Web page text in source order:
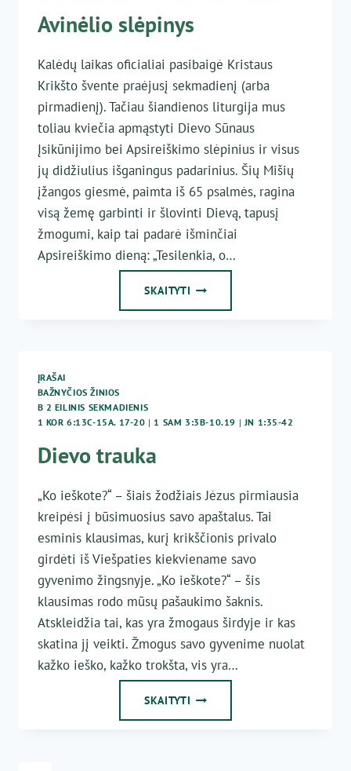
Avinėlio slėpinys
Kalėdų laikas oficialiai pasibaigė Kristaus
Krikšto švente praėjusį sekmadienį (arba
pirmadienį). Tačiau šiandienos liturgija mus
toliau kviečia apmąstyti Dievo Sūnaus
Įsikūnijimo bei Apsireiškimo slėpinius ir visus
jų didžiulius išganingus padarinius. Šių Mišių
įžangos giesmė, paimta iš 65 psalmės, ragina
visą žemę garbinti ir šlovinti Dievą, tapusį
žmogumi, kaip tai padarė išminčiai
Apsireiškimo dieną: „Tesilenkia, o…
SKAITYTI AVINĖLIO
ĮRAŠAI
BAŽNYČIOS ŽINIOS
B 2 EILINIS SEKMADIENIS
1 KOR 6:13C-15A. 17-20 | 1 SAM 3:3B-10.19 |JN 1:35-42
Dievo trauka
„Ko ieškote?“ – šiais žodžiais Jėzus pirmiausia
kreipėsi į būsimuosius savo apaštalus. Tai
esminis klausimas, kurį krikščionis privalo
girdėti iš Viešpaties kiekviename savo
gyvenimo žingsnyje. „Ko ieškote?“ – šis
klausimas rodo mūsų pašaukimo šaknis.
Atskleidžia tai, kas yra žmogaus širdyje ir kas
skatina jį veikti. Žmogus savo gyvenime nuolat
kažko ieško, kažko trokšta, vis yra…
SKAITYTI DIEVO